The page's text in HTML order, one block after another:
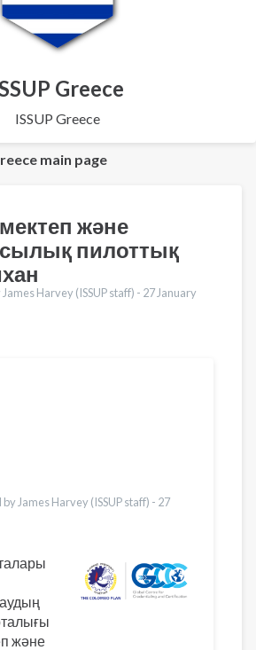
Greece
ISSUP Greece
main page
және
пилоттық
Harvey (ISSUP staff) - 27 January
James Harvey (ISSUP staff) - 27
және